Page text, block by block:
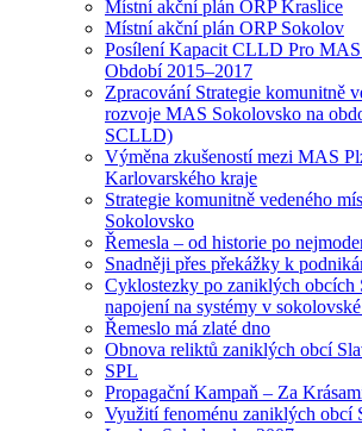
Místní akční plán ORP Kraslice
Místní akční plán ORP Sokolov
Posílení Kapacit CLLD Pro
Období 2015–2017
Zpracování Strategie komunitně
rozvoje MAS Sokolovsko na
SCLLD)
Výměna zkušeností mezi MAS
Karlovarského kraje
Strategie komunitně vedeného
Sokolovsko
Řemesla – od historie po
Snadněji přes překážky k
Cyklostezky po zaniklých obcích
napojení na systémy v
Řemeslo má zlaté dno
Obnova reliktů zaniklých obcí
SPL
Propagační Kampaň – Za
Využití fenoménu zaniklých obcí